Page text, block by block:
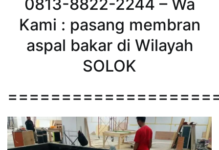
0813-8822-2244 – Wa
Kami : pasang membran
aspal bakar di Wilayah
SOLOK